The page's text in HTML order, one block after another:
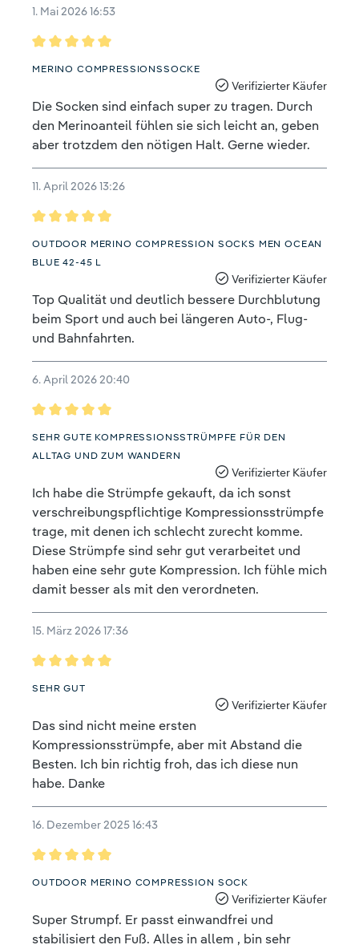
1. Mai 2026 16:53
Bewertung mit 5 von 5 Sternen
MERINO COMPRESSIONSSOCKE
Verifizierter Käufer
Die Socken sind einfach super zu tragen. Durch
den Merinoanteil fühlen sie sich leicht an, geben
aber trotzdem den nötigen Halt. Gerne wieder.
11. April 2026 13:26
Bewertung mit 5 von 5 Sternen
OUTDOOR MERINO COMPRESSION SOCKS MEN OCEAN
BLUE 42-45 L
Verifizierter Käufer
Top Qualität und deutlich bessere Durchblutung
beim Sport und auch bei längeren Auto-, Flug-
und Bahnfahrten.
6. April 2026 20:40
Bewertung mit 5 von 5 Sternen
SEHR GUTE KOMPRESSIONSSTRÜMPFE FÜR DEN
ALLTAG UND ZUM WANDERN
Verifizierter Käufer
Ich habe die Strümpfe gekauft, da ich sonst
verschreibungspflichtige Kompressionsstrümpfe
trage, mit denen ich schlecht zurecht komme.
Diese Strümpfe sind sehr gut verarbeitet und
haben eine sehr gute Kompression. Ich fühle mich
damit besser als mit den verordneten.
15. März 2026 17:36
Bewertung mit 5 von 5 Sternen
SEHR GUT
Verifizierter Käufer
Das sind nicht meine ersten
Kompressionsstrümpfe, aber mit Abstand die
Besten. Ich bin richtig froh, das ich diese nun
habe. Danke
16. Dezember 2025 16:43
Bewertung mit 5 von 5 Sternen
OUTDOOR MERINO COMPRESSION SOCK
Verifizierter Käufer
Super Strumpf. Er passt einwandfrei und
stabilisiert den Fuß. Alles in allem , bin sehr